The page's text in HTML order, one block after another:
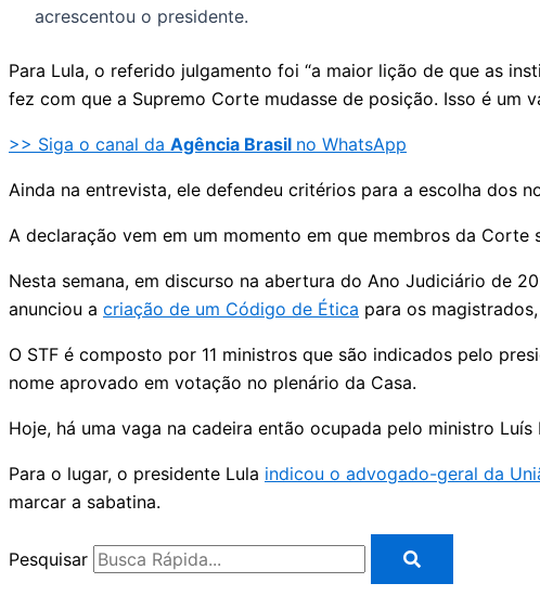
acrescentou o presidente.
Para Lula, o referido julgamento foi “a maior lição de que as
fez com que a Supremo Corte mudasse de posição. Isso é um
>> Siga o canal da Agência Brasil no WhatsApp
Ainda na entrevista, ele defendeu critérios para a escolha dos
A declaração vem em um momento em que membros da
Nesta semana, em discurso na abertura do Ano Judiciário de
anunciou a criação de um Código de Ética para os
O STF é composto por 11 ministros que são indicados pelo
nome aprovado em votação no plenário da Casa.
Hoje, há uma vaga na cadeira então ocupada pelo ministro
Para o lugar, o presidente Lula indicou o advogado-geral da
marcar a sabatina.
Pesquisar